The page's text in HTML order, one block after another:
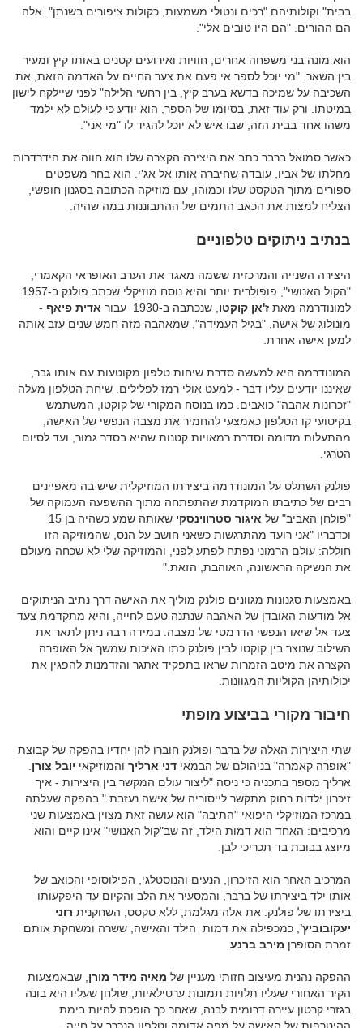
בבית" וקולותיהם "רכים ונטולי משמעות, כקולות ציפורים בשנתן". אלה
הם ההורים. "הם היו טובים אלי".
הוא מונה בני משפחה אחרים, חוויות ואירועים קטנים באותו קיץ ומעיר
בין השאר: "מי יוכל לספר אי פעם את צער החיים על האדמה הזאת, את
השכיבה על שמיכה בדשא בערב קיץ, בין רחשי הלילה" לפני שיילקח לישון
במיטתו. ורק עוד זאת, בסיומו של הספר, הוא יודע כי לעולם לא ילמד
משהו אחד בבית הזה, שבו איש לא יוכל להגיד לו "מי אני".
כאשר סמואל ברבר כתב את היצירה הקצרה שלו הוא חווה את הידרדרות
מחלתו של אביו, עובדה שחיברה אותו אל אג'י. הוא בחר משפטים
ספורים מתוך הטקסט שלו וכמוהו, עם מוזיקה הכתובה בסגנון חופשי,
הצליח למצות את הכאב התמים של ההתבוננות במה שהיה.
בנתיב ניתוקים טלפוניים
היצירה השנייה והמרכזית ששמה מאגד את הערב האופראי הקאמרי,
"הקול האנושי", פופולרית יותר והיא נוסח מוזיקלי שכתב פולנק ב-1957
למונודרמה מאת ז'אן קוקטו , שנכתבה ב-1930 עבור אדית פיאף -
מונולוג של אישה, "בגיל העמידה", שמאהבה מזה חמש שנים עזב אותה
למען אישה אחרת.
המונודרמה היא למעשה סדרת שיחות טלפון מקוטעות עם אותו גבר,
שאיננו יודעים עליו דבר - למעט אולי רמז לפלילים. שיחת הטלפון מעלה
"זכרונות אהבה" כואבים. כמו בנוסח המקורי של קוקטו, המשתמש
בקיטועי קו הטלפון כאמצעי להחמיר את מצבה הנפשי של האישה,
מהתעלות מדומה וסדרת רמאויות קטנות שהיא בסדר גמור, ועד לסיום
הטרגי.
פולנק השתלט על המונודרמה ביצירתו המוזיקלית שיש בה מאפיינים
רבים של כתיבתו המוקדמת שהתפתחה מתוך ההשפעה העמוקה של
"פולחן האביב" של איגור סטרווינסקי
שאותה שמע כשהיה בן 15
וכדבריו "אני רועד מהתרגשות כשאני חושב על הנס, שהמוזיקה הזו
חוללה: עולם הרמוני נפתח לפתע לפני, והמוזיקה שלי לא שכחה מעולם
את הנשיקה הראשונה, האוהבת, הזאת."
באמצעות סגנונות מגוונים פולנק מוליך את האישה דרך נתיב הניתוקים
אל מודעות האובדן של האהבה שנתנה טעם לחייה, והיא מתקדמת צעד
צעד אל שיאו הנפשי הדרמטי של מצבה. במידה רבה ניתן לתאר את
השילוב שנוצר בין קוקטו לבין פולנק כתו האיכות שמשך אל האופרה
הקצרה את מיטב הזמרות שראו בתפקיד אתגר והזדמנות להפגין את
יכולותיהן הקוליות המגוונות.
חיבור מקורי בביצוע מופתי
שתי היצירות האלה של ברבר ופולנק חוברו להן יחדיו בהפקה של קבוצת
"אופרה קאמרה" בניהולם של הבמאי דני ארליך והמוזיקאי יובל צורן
ארליך מספר בתכניה כי ניסה "ליצור עולם המקשר בין היצירות - איך
זיכרון ילדות רחוק מתקשר לייסוריה של אישה נעזבת." בהפקה שעלתה
במרכז המוזיקלי היפואי "התיבה" הוא עושה זאת מצוין באמצעות שני
מרכיבים: האחד הוא דמות הילד, זה שב"קול האנושי" אינו קיים והוא
מיוצג בבובת בד תכריכי לבן.
המרכיב האחר הוא הזיכרון, הנעים והנוסטלגי, הפילוסופי והכואב של
אותו ילד ביצירתו של ברבר, והמסעיר את הלב והקיום עד היפקעותו
ביצירתו של פולנק. את אלה מגלמת, ללא טקסט, השחקנית רוני
יעקובוביץ' , כמכפילה את דמות הילד והאישה, ששרה ומשחקת אותם
זמרת הסופרן מירב ברנע
ההפקה נהנית מעיצוב חזותי מעניין של מאיה מידר מורן , שבאמצעות
הקיר האחורי שעליו תלויות תמונות ערטילאיות, שולחן שעליו היא בונה
בגזרי קרטון עיירה דרומית לבנה, שאחר כך הופכת להיות בימת